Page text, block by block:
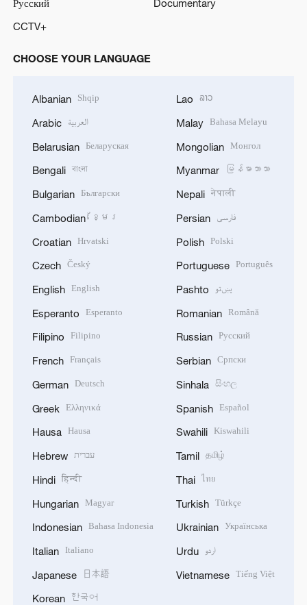
Русский
Documentary
CCTV+
CHOOSE YOUR LANGUAGE
Albanian Shqip
Arabic العربية
Belarusian Беларуская
Bengali বাংলা
Bulgarian Български
Cambodian ខ្មែរ
Croatian Hrvatski
Czech Český
English English
Esperanto Esperanto
Filipino Filipino
French Français
German Deutsch
Greek Ελληνικά
Hausa Hausa
Hebrew עברית
Hindi हिन्दी
Hungarian Magyar
Indonesian Bahasa Indonesia
Italian Italiano
Japanese 日本語
Korean 한국어
Lao ລາວ
Malay Bahasa Melayu
Mongolian Монгол
Myanmar မြန်မာဘာသာ
Nepali नेपाली
Persian فارسی
Polish Polski
Portuguese Português
Pashto پښتو
Romanian Română
Russian Русский
Serbian Српски
Sinhala සිංහල
Spanish Español
Swahili Kiswahili
Tamil தமிழ்
Thai ไทย
Turkish Türkçe
Ukrainian Українська
Urdu اردو
Vietnamese Tiếng Việt